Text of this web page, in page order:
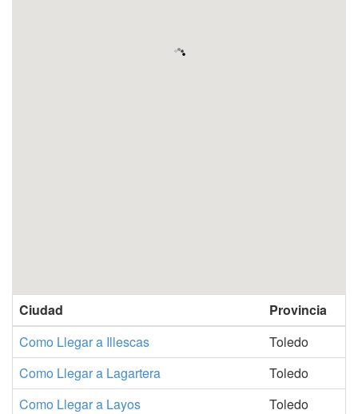
Ciudad
Provincia
Como Llegar a Illescas
Toledo
Como Llegar a Lagartera
Toledo
Como Llegar a Layos
Toledo